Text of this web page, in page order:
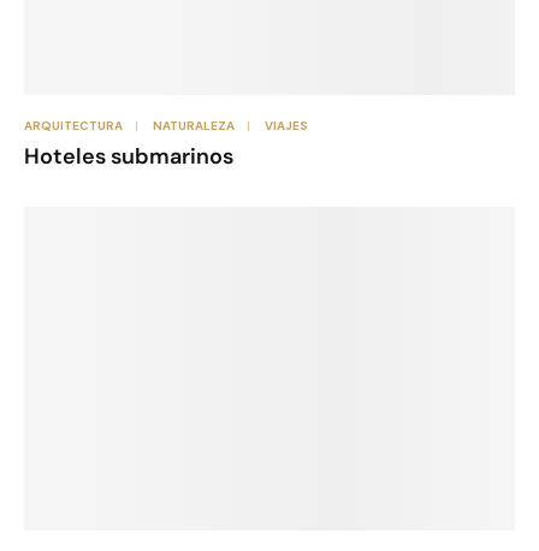
ARQUITECTURA NATURALEZA VIAJES
Hoteles submarinos